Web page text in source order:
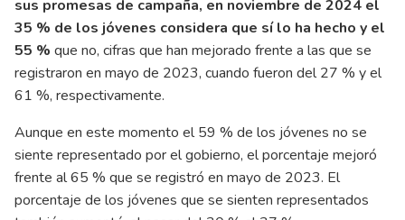
sus promesas de campaña, en noviembre de 2024 el
35 % de los jóvenes considera que sí lo ha hecho y el
55 % que no, cifras que han mejorado frente a las que se
registraron en mayo de 2023, cuando fueron del 27 % y el
61 %, respectivamente.
Aunque en este momento el 59 % de los jóvenes no se
siente representado por el gobierno, el porcentaje mejoró
frente al 65 % que se registró en mayo de 2023. El
porcentaje de los jóvenes que se sienten representados